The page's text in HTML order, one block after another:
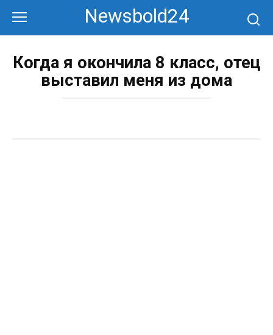
контенту
Newsbold24
Когда я окончила 8 класс, отец
выставил меня из дома